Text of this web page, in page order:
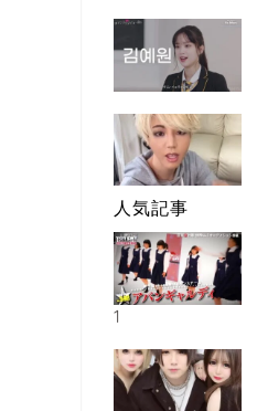
人気記事
1